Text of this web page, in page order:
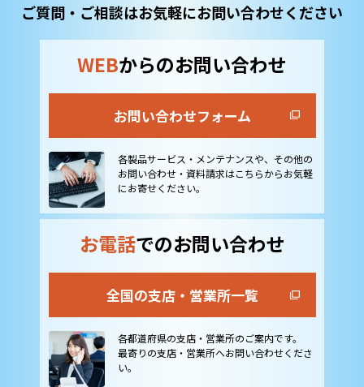
ご質問・ご相談はお気軽にお問い合わせください
WEBからのお問い合わせ
お問い合わせフォーム
各製品サービス・メンテナンスや、その他の
お問い合わせ・資料請求はこちらからお気軽
にお寄せください。
お電話でのお問い合わせ
全国の支店・営業所一覧
各都道府県の支店・営業所のご案内です。
最寄りの支店・営業所へお問い合わせくださ
い。